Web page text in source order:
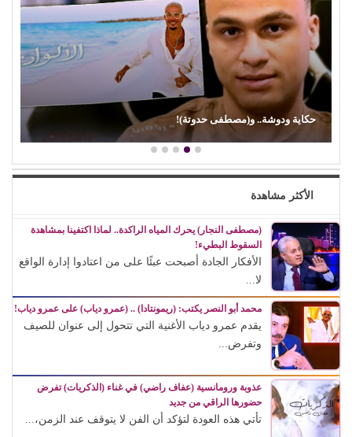
(إيمان ذو الفقار).. (كنت بحب صوت زعيقها)
الأكثر مشاهدة
(مصطفى النجار) يحرك المياه الراكدة.. لماذا اكتفينا بمشاهدة
السقوط البطيء!
الأفكار الجادة أصبحت عبئًا على من اعتادوا إدارة الواقع
لا...
محمد أبو النصر يكتب: (ريمونتادا) .. (عمرو دياب) على عمرو دياب!
يقدم عمرو دياب الأغنية التي تتحول إلى عنوان للصيف
وتفرض...
عذوبة ورومانسية (عفاف راضي) في غناء (الذكريات) تفرض
حضورها الراقي من جديد
تأتي هذه العودة لتؤكد أن الفن لا يتوقف عند الزمن،...